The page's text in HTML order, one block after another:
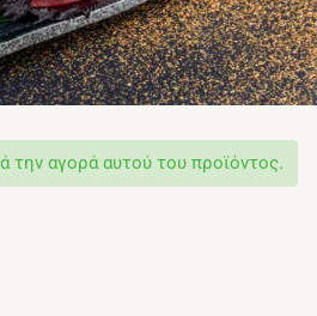
την αγορά αυτού του προϊόντος.